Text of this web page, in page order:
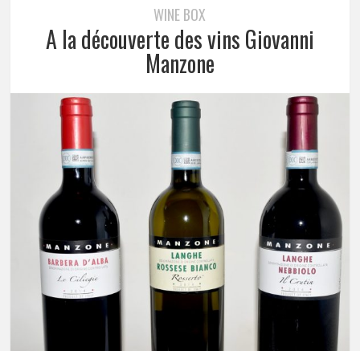
WINE BOX
A la découverte des vins Giovanni
Manzone